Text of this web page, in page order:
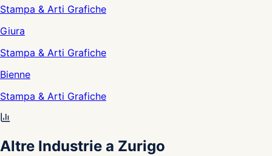
Stampa & Arti Grafiche
Giura
Stampa & Arti Grafiche
Bienne
Stampa & Arti Grafiche
Altre Industrie a Zurigo